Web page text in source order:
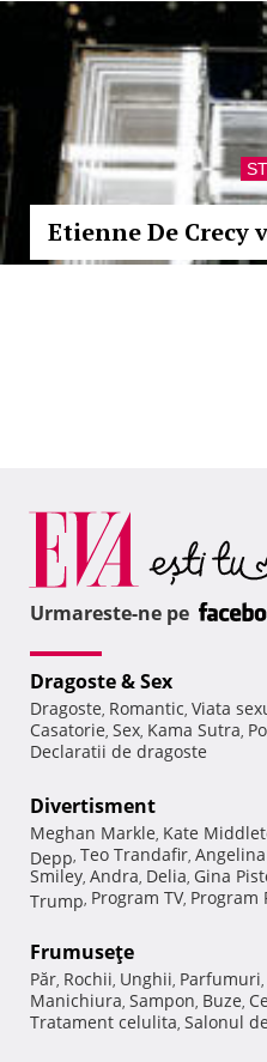
Etienne De Crecy
Urmareste-ne pe
Dragoste & Sex
Dragoste, Romantic, Viata
Casatorie, Sex, Kama Sutra,
Declaratii de dragoste
Divertisment
Meghan Markle, Kate
Depp, Teo Trandafir, Angelina
Smiley, Andra, Delia, Gina
Trump, Program TV, Program
Frumuseţe
Păr, Rochii, Unghii, Parfumuri,
Manichiura, Sampon, Buze,
Tratament celulita, Salonul